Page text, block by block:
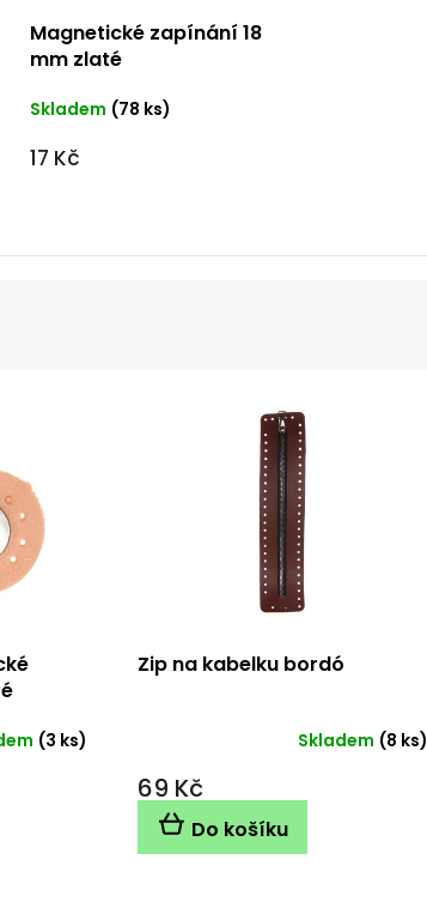
Magnetické zapínání 18
mm zlaté
Skladem (78 ks)
17 Kč
(3 ks)
Zip na kabelku bordó
Skladem (8 ks)
69 Kč
Do košíku